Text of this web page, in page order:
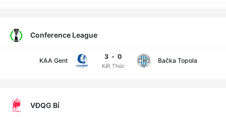
Conference League
KAA Gent
Kết Thúc
3 - 0
Bačka Topola
VĐQG Bỉ